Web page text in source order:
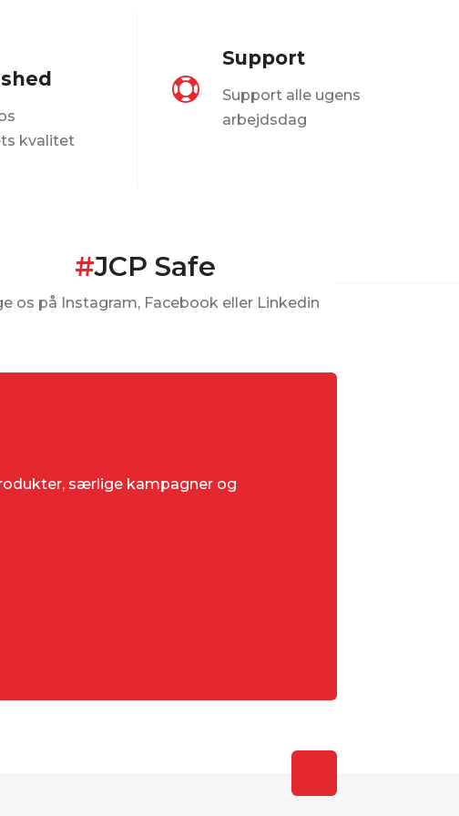
kan
på
varesiden
kvalitet

Support
Support alle ugens
arbejdsdag
#JCP Safe
os på Instagram, Facebook eller Linkedin
særlige kampagner og